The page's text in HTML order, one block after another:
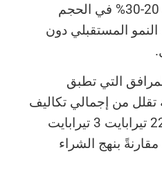
إن بناء احتياطيات سعة 20-30% في الحجم
المستقبلي دون
التي تطبق
تقلل من إجمالي تكاليف
جمع الغبار بنسبة 18-221 تيرابايت 3 تيرابايت
بنهج الشراء